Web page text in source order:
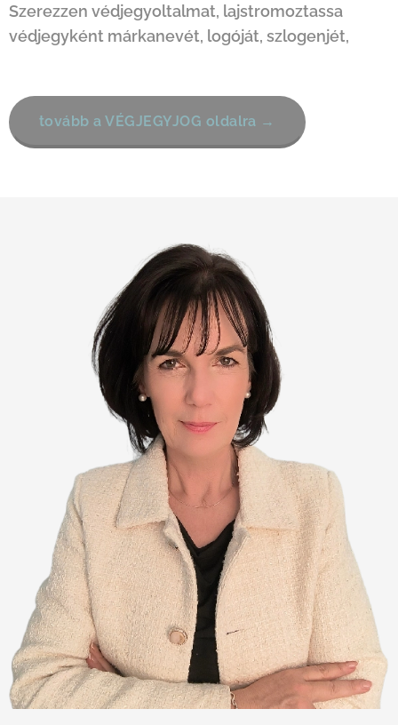
Szerezzen védjegyoltalmat, lajstromoztassa
védjegyként márkanevét, logóját, szlogenjét,
tovább a VÉGJEGYJOG oldalra →